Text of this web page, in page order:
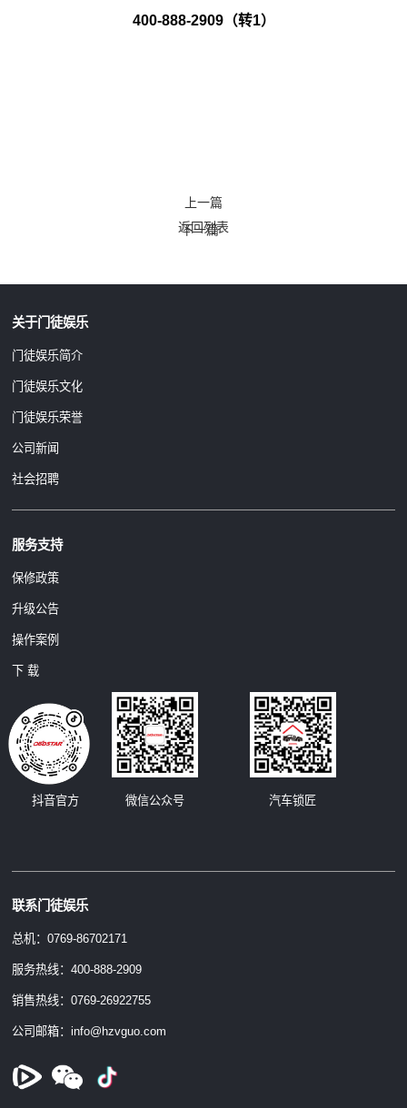
400-888-2909（转1）
上一篇
下一篇
返回列表
关于门徒娱乐
门徒娱乐简介
门徒娱乐文化
门徒娱乐荣誉
公司新闻
社会招聘
服务支持
保修政策
升级公告
操作案例
下 载
微信公众号
抖音官方 汽车锁匠
联系门徒娱乐
总机：0769-86702171
服务热线：400-888-2909
销售热线：0769-26922755
公司邮箱：info@hzvguo.com